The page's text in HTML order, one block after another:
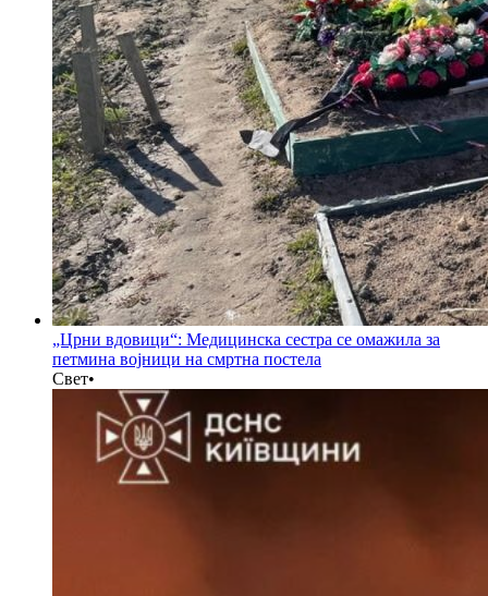
„Црни вдовици“: Медицинска сестра се омажила за
петмина војници на смртна постела
Свет•